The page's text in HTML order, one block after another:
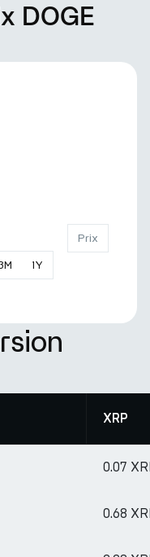
DOGE
M 1Y
Prix
XRP
0.07
0.68